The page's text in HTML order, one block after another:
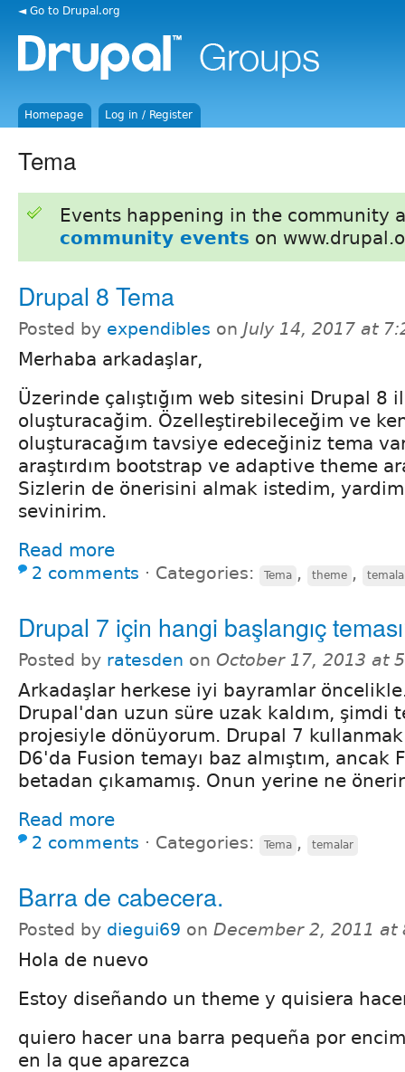
◄ Go to Drupal.org
Homepage Log in / Register
Tema
Events happening in the community
community events on
Drupal 8 Tema
Posted by expendibles on July 14, 2017 at
Merhaba arkadaşlar,
Üzerinde çalıştığım web sitesini Drupal 8
oluşturacağim. Özelleştirebileceğim ve
oluşturacağım tavsiye edeceğiniz tema
araştırdım bootstrap ve adaptive theme
Sizlerin de önerisini almak istedim,
sevinirim.
Read more
2 comments ⋅ Categories: Tema , theme ,
Drupal 7 için hangi başlangıç
Posted by ratesden on October 17, 2013 at
Arkadaşlar herkese iyi bayramlar
Drupal'dan uzun süre uzak kaldım, şimdi
projesiyle dönüyorum. Drupal 7
D6'da Fusion temayı baz almıştım, ancak
betadan çıkamamış. Onun yerine ne
Read more
2 comments ⋅ Categories: Tema , temalar
Barra de cabecera.
Posted by diegui69 on December 2, 2011 at
Hola de nuevo
Estoy diseñando un theme y quisiera
quiero hacer una barra pequeña por
en la que aparezca